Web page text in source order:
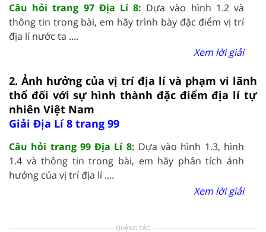
Câu hỏi trang 97 Địa Lí 8: Dựa vào hình 1.2 và
thông tin trong bài, em hãy trình bày đặc điểm vị trí
địa lí nước ta ....
Xem lời giải
2. Ảnh hưởng của vị trí địa lí và phạm vi lãnh
thổ đối với sự hình thành đặc điểm địa lí tự
nhiên Việt Nam
Giải Địa Lí 8 trang 99
Câu hỏi trang 99 Địa Lí 8: Dựa vào hình 1.3, hình
1.4 và thông tin trong bài, em hãy phân tích ảnh
hưởng của vị trí địa lí ....
Xem lời giải
QUẢNG CÁO